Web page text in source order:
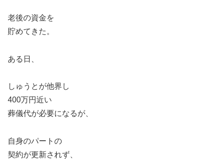
老後の資金を
貯めてきた。
ある日、
しゅうとが他界し
400万円近い
葬儀代が必要になるが、
自身のパートの
契約が更新されず、